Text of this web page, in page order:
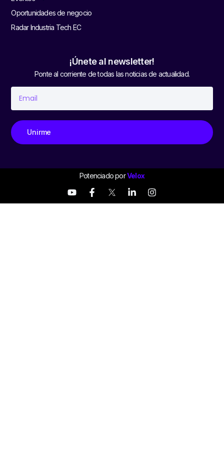
Oportunidades de negocio
Radar Industria Tech EC
¡Únete al newsletter!
Ponte al corriente de todas las noticias de actualidad.
Unirme
Potenciado porVelox